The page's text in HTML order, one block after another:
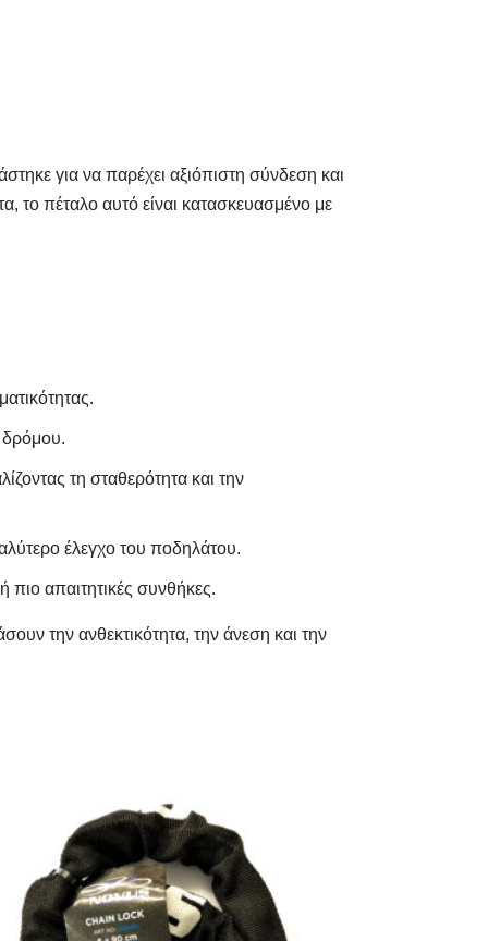
για να παρέχει αξιόπιστη σύνδεση και
το πέταλο αυτό είναι κατασκευασμένο με
δρόμου.
τη σταθερότητα και την
έλεγχο του ποδηλάτου.
απαιτητικές συνθήκες.
την ανθεκτικότητα, την άνεση και την